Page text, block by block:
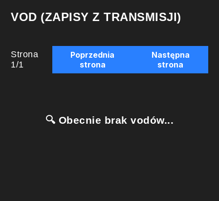
VOD (ZAPISY Z TRANSMISJI)
Strona
1/1
Poprzednia
strona
Następna
strona
🔍 Obecnie brak vodów...